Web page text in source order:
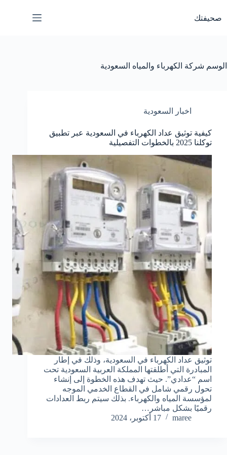
المحتوى
صحيفتك
الوسم شركة الكهرباء والمياه السعودية
اخبار السعودية
كيفية توثيق عداد الكهرباء في السعودية عبر تطبيق
توكلنا 2025 بالخطوات التفصيلية
توثيق عداد الكهرباء في السعودية، وذلك في إطار
المبادرة التي أطلقتها المملكة العربية السعودية تحت
اسم “عدادي”. حيث تهدف هذه الخطوة إلى إنشاء
تحول رقمي شامل في القطاع الخدمي الموجه
لمؤسسة المياه والكهرباء. بذلك سيتم ربط العدادات
رقميًا بشكل مباشر…
maree
17 أكتوبر، 2024